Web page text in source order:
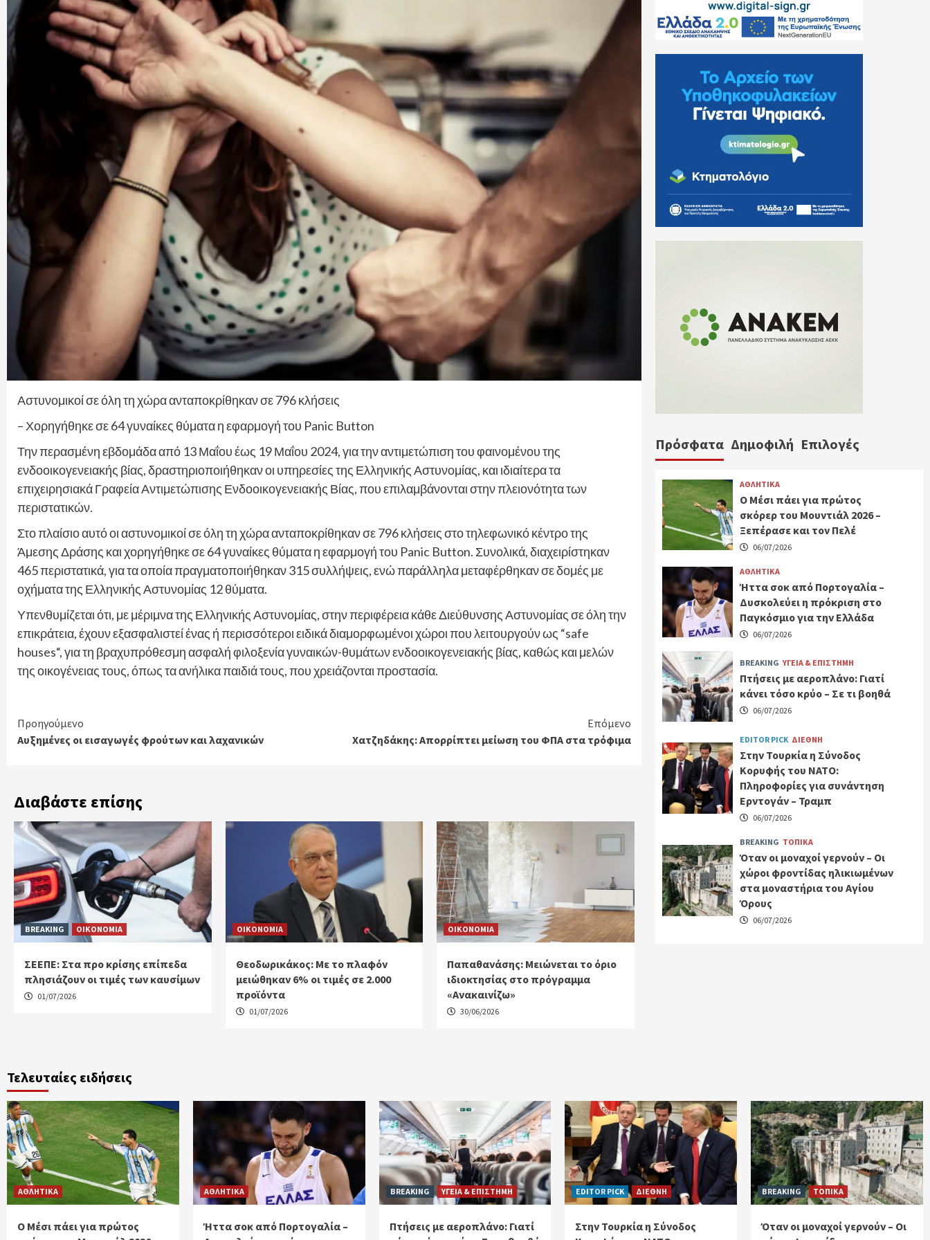
Αστυνομικοί σε όλη τη χώρα ανταποκρίθηκαν σε 796 κλήσεις
– Χορηγήθηκε σε 64 γυναίκες θύματα η εφαρμογή του Panic Button
Την περασμένη εβδομάδα από 13 Μαΐου έως 19 Μαΐου 2024, για την αντιμετώπιση του φαινομένου της
ενδοοικογενειακής βίας, δραστηριοποιήθηκαν οι υπηρεσίες της Ελληνικής Αστυνομίας, και ιδιαίτερα τα
επιχειρησιακά Γραφεία Αντιμετώπισης Ενδοοικογενειακής Βίας, που επιλαμβάνονται στην πλειονότητα των
περιστατικών.
Στο πλαίσιο αυτό οι αστυνομικοί σε όλη τη χώρα ανταποκρίθηκαν σε 796 κλήσεις στο τηλεφωνικό κέντρο της
Άμεσης Δράσης και χορηγήθηκε σε 64 γυναίκες θύματα η εφαρμογή του Panic Button. Συνολικά, διαχειρίστηκαν
465 περιστατικά, για τα οποία πραγματοποιήθηκαν 315 συλλήψεις, ενώ παράλληλα μεταφέρθηκαν σε δομές με
οχήματα της Ελληνικής Αστυνομίας 12 θύματα.
Υπενθυμίζεται ότι, με μέριμνα της Ελληνικής Αστυνομίας, στην περιφέρεια κάθε Διεύθυνσης Αστυνομίας σε όλη την
επικράτεια, έχουν εξασφαλιστεί ένας ή περισσότεροι ειδικά διαμορφωμένοι χώροι που λειτουργούν ως “safe
houses“, για τη βραχυπρόθεσμη ασφαλή φιλοξενία γυναικών-θυμάτων ενδοοικογενειακής βίας, καθώς και μελών
της οικογένειας τους, όπως τα ανήλικα παιδιά τους, που χρειάζονται προστασία.
Continue
Reading
Προηγούμενο
Αυξημένες οι εισαγωγές φρούτων και λαχανικών
Επόμενο
Χατζηδάκης: Απορρίπτει μείωση του ΦΠΑ στα τρόφιμα
Διαβάστε επίσης
BREAKING ΟΙΚΟΝΟΜΙΑ
ΣΕΕΠΕ: Στα προ κρίσης επίπεδα
πλησιάζουν οι τιμές των καυσίμων
01/07/2026
ΟΙΚΟΝΟΜΙΑ
Θεοδωρικάκος: Με το πλαφόν
μειώθηκαν 6% οι τιμές σε 2.000
προϊόντα
01/07/2026
ΟΙΚΟΝΟΜΙΑ
Παπαθανάσης: Μειώνεται το όριο
ιδιοκτησίας στο πρόγραμμα
«Ανακαινίζω»
30/06/2026
Πρόσφατα Δημοφιλή Επιλογές
ΑΘΛΗΤΙΚΑ
Ο Μέσι πάει για πρώτος
σκόρερ του Μουντιάλ 2026 –
Ξεπέρασε και τον Πελέ
06/07/2026
ΑΘΛΗΤΙΚΑ
Ήττα σοκ από Πορτογαλία –
Δυσκολεύει η πρόκριση στο
Παγκόσμιο για την Ελλάδα
06/07/2026
BREAKING ΥΓΕΙΑ & ΕΠΙΣΤΗΜΗ
Πτήσεις με αεροπλάνο: Γιατί
κάνει τόσο κρύο – Σε τι βοηθά
06/07/2026
EDITOR PICK ΔΙΕΘΝΗ
Στην Τουρκία η Σύνοδος
Κορυφής του ΝΑΤΟ:
Πληροφορίες για συνάντηση
Ερντογάν – Τραμπ
06/07/2026
BREAKING ΤΟΠΙΚΑ
Όταν οι μοναχοί γερνούν – Οι
χώροι φροντίδας ηλικιωμένων
στα μοναστήρια του Αγίου
Όρους
06/07/2026
Τελευταίες ειδήσεις
ΑΘΛΗΤΙΚΑ
Ο Μέσι πάει για πρώτος
ΑΘΛΗΤΙΚΑ
Ήττα σοκ από Πορτογαλία –
BREAKING ΥΓΕΙΑ & ΕΠΙΣΤΗΜΗ
Πτήσεις με αεροπλάνο: Γιατί
EDITOR PICK ΔΙΕΘΝΗ
Στην Τουρκία η Σύνοδος
BREAKING ΤΟΠΙΚΑ
Όταν οι μοναχοί γερνούν – Οι